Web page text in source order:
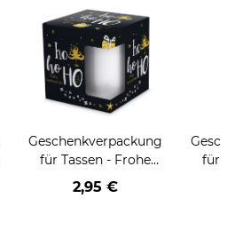
Geschenkverpackung
für Tassen - Frohe
Weihnachten - HO
HO HO - schwarz
2,95 €
für